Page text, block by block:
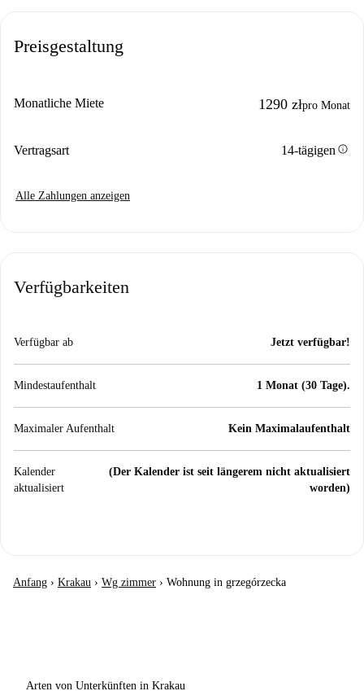
Preisgestaltung
Monatliche Miete 1290 złpro Monat
Vertragsart 14-tägigen info
Alle Zahlungen anzeigen
Verfügbarkeiten
Verfügbar ab Jetzt verfügbar!
Mindestaufenthalt 1 Monat (30 Tage).
Maximaler Aufenthalt Kein Maximalaufenthalt
Kalender
aktualisiert
(Der Kalender ist seit längerem nicht aktualisiert
worden)
Anfang › Krakau › Wg zimmer › Wohnung in grzegórzecka
Arten von Unterkünften in Krakau